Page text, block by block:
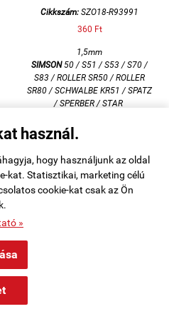
használ.
hogy használjunk az oldal
kat. Statisztikai, marketing célú
cookie-kat csak az Ön
»
Cikkszám: SZO18-R93991
360 Ft
1,5mm
SIMSON50 / S51 / S53 / S70 /
S83 / ROLLER SR50 / ROLLER
SR80 / SCHWALBE KR51 / SPATZ
/ SPERBER / STAR
 KOSÁRBA